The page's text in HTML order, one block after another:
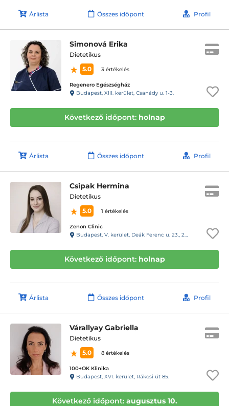
Árlista Összes időpont Profil
Simonová Erika
Dietetikus
5.0
3 értékelés
Regenero Egészségház
Budapest, XIII. kerület, Csanády u. 1-3.
Következő időpont: holnap
Árlista Összes időpont Profil
Csipak Hermina
Dietetikus
5.0
1 értékelés
Zenon Clinic
Budapest, V. kerület, Deák Ferenc u. 23., 2. em.
Következő időpont: holnap
Árlista Összes időpont Profil
Várallyay Gabriella
Dietetikus
5.0
8 értékelés
100+OK Klinika
Budapest, XVI. kerület, Rákosi út 85.
Következő időpont: augusztus 10.